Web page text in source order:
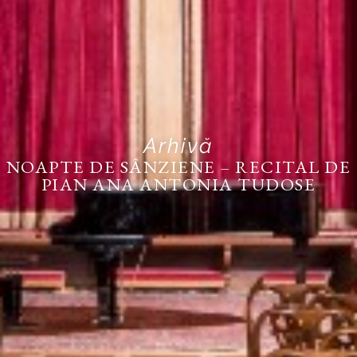
Arhivă
NOAPTE DE SÂNZIENE – RECITAL DE
PIAN ANA ANTONIA TUDOSE